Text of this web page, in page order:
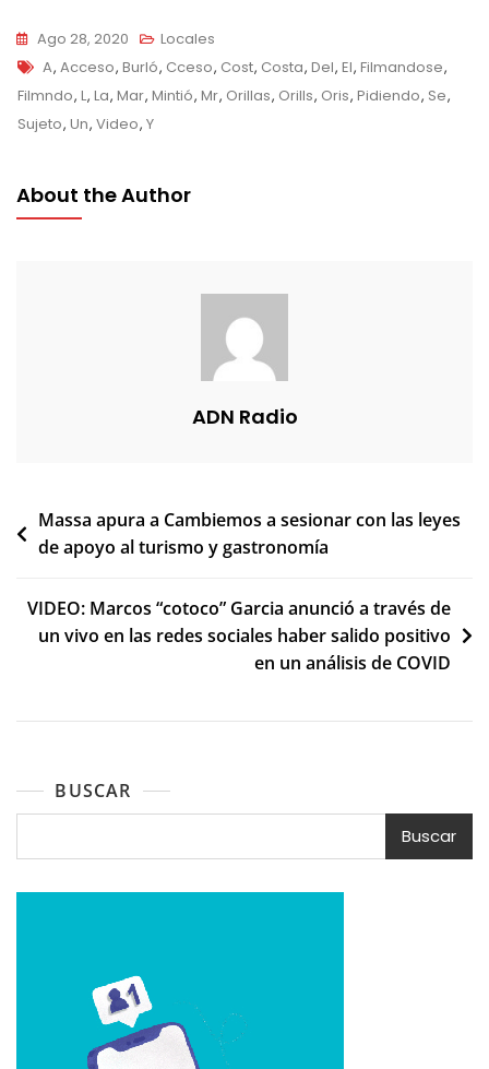
Ago 28, 2020
Locales
Tags
A, Acceso, Burló, Cceso, Cost, Costa, Del, El, Filmandose,
Filmndo, L, La, Mar, Mintió, Mr, Orillas, Orills, Oris, Pidiendo, Se,
Sujeto, Un, Video, Y
About the Author
ADN Radio
Navegación
de
Massa apura a Cambiemos a sesionar con las leyes
de apoyo al turismo y gastronomía
VIDEO: Marcos “cotoco” Garcia anunció a través de
un vivo en las redes sociales haber salido positivo
en un análisis de COVID
BUSCAR
Buscar